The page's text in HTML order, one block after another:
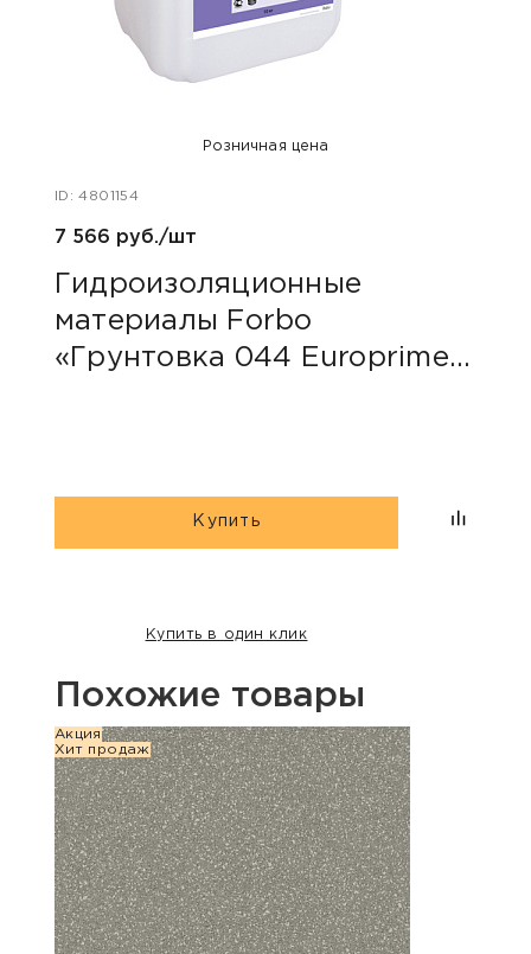
Розничная цена
ID: 4801154
7 566 руб./шт
Гидроизоляционные
материалы Forbo
«Грунтовка 044 Europrimer
Купить
Купить в один клик
Похожие товары
Акция
Хит продаж